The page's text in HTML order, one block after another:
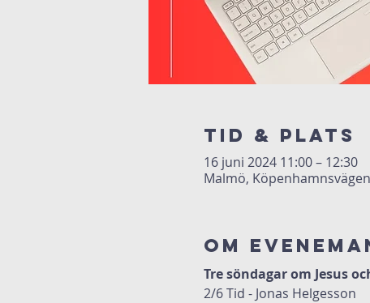
Tid & Plats
16 juni 2024 11:00 – 12:30
Malmö,
Om
Tre söndagar om Jesus
2/6 Tid - Jonas Helgesson